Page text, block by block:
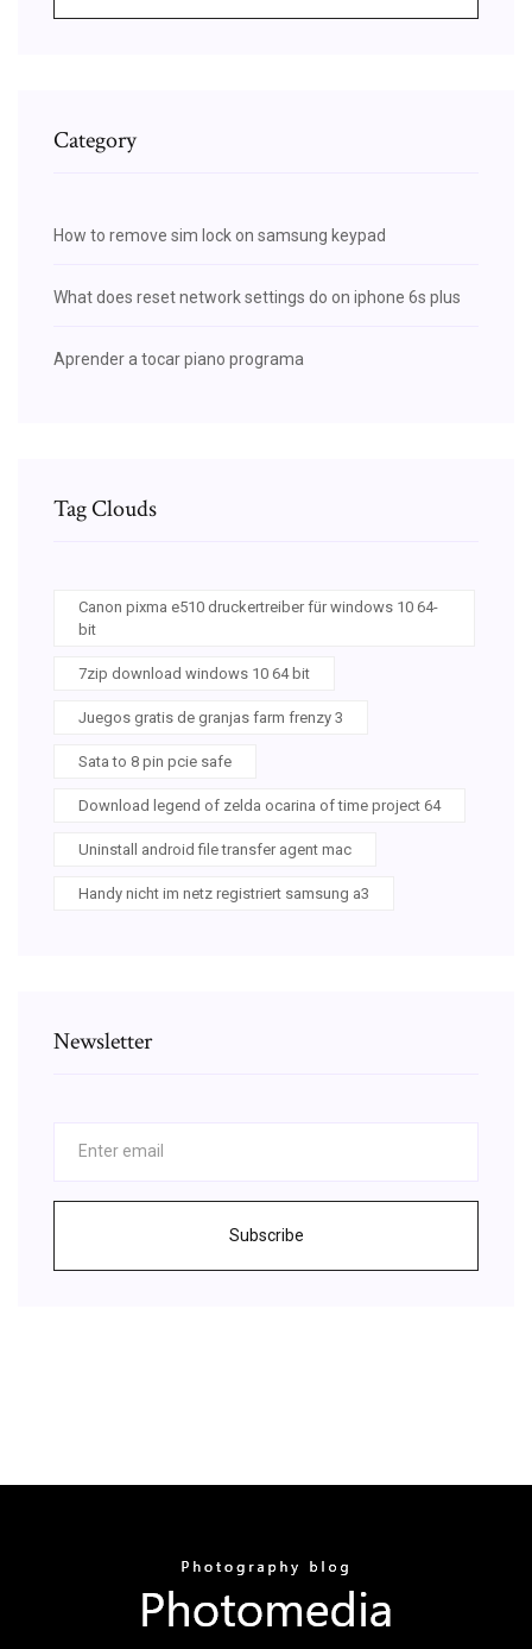
Category
How to remove sim lock on samsung keypad
What does reset network settings do on iphone 6s plus
Aprender a tocar piano programa
Tag Clouds
Canon pixma e510 druckertreiber für windows 10 64-
bit
7zip download windows 10 64 bit
Juegos gratis de granjas farm frenzy 3
Sata to 8 pin pcie safe
Download legend of zelda ocarina of time project 64
Uninstall android file transfer agent mac
Handy nicht im netz registriert samsung a3
Newsletter
Subscribe